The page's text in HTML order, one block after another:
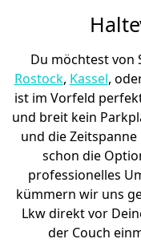
Du möchtest von
Rostock, Kassel,
ist im Vorfeld
und breit kein
und die
schon die
professionelles
kümmern wir uns
Lkw direkt vor
der Couch